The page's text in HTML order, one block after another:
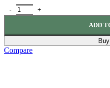
ADD
Compare